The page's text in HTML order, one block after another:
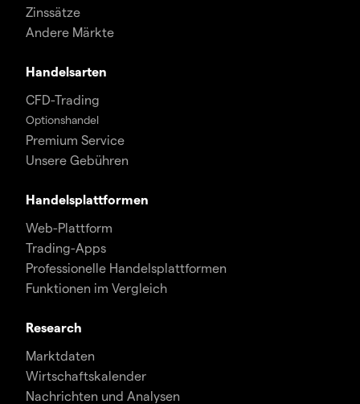
Zinssätze
Andere Märkte
Handelsarten
CFD-Trading
Optionshandel
Premium Service
Unsere Gebühren
Handelsplattformen
Web-Plattform
Trading-Apps
Professionelle Handelsplattformen
Funktionen im Vergleich
Research
Marktdaten
Wirtschaftskalender
Nachrichten und Analysen